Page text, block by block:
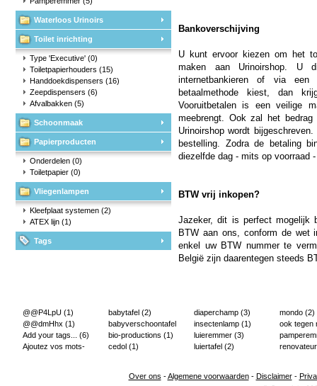
Waterloos Urinoirs
Toilet inrichting
Type 'Executive' (0)
Toiletpapierhouders (15)
Handdoekdispensers (16)
Zeepdispensers (6)
Afvalbakken (5)
Schoonmaak
Papierproducten
Onderdelen (0)
Toiletpapier (0)
Vliegenlampen
Kleefplaat systemen (2)
ATEX lijn (1)
Tags
Bankoverschijving
U kunt ervoor kiezen om het
maken aan Urinoirshop. U
internetbankieren of via een
betaalmethode kiest, dan
Vooruitbetalen is een veilige
meebrengt. Ook zal het
Urinoirshop wordt
bestelling. Zodra de betaling
diezelfde dag - mits op voorraad
BTW vrij inkopen?
Jazeker, dit is perfect mogelijk
BTW aan ons, conform de wet
enkel uw BTW nummer te
België zijn daarentegen steeds
@@P4LpU (1)
@@dmHhx (1)
Add your tags... (6)
Ajoutez vos mots-
babytafel (2)
babyverschoontafel
(2)
bio-productions (1)
cedol (1)
diaperchamp (3)
insectenlamp (1)
luieremmer (3)
luiertafel (2)
mondo (2)
ook tegen
Over ons -Algemene voorwaarden- Disclaimer-